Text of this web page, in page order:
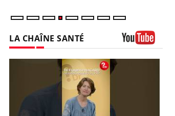
LA CHAÎNE SANTÉ